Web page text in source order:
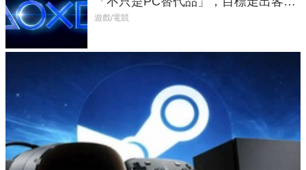
廳、進軍電競桌面
遊戲/電競